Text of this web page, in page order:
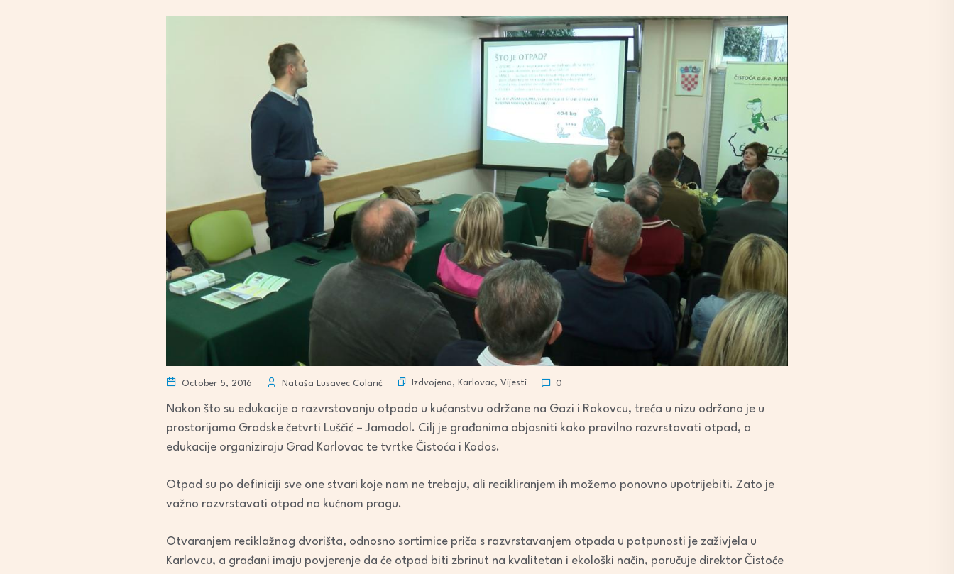
October 5, 2016 Nataša Lusavec Colarić Izdvojeno, Karlovac, Vijesti 0
Nakon što su edukacije o razvrstavanju otpada u kućanstvu održane na Gazi i Rakovcu, treća u nizu održana je u
prostorijama Gradske četvrti Luščić – Jamadol. Cilj je građanima objasniti kako pravilno razvrstavati otpad, a
edukacije organiziraju Grad Karlovac te tvrtke Čistoća i Kodos.
Otpad su po definiciji sve one stvari koje nam ne trebaju, ali recikliranjem ih možemo ponovno upotrijebiti. Zato je
važno razvrstavati otpad na kućnom pragu.
Otvaranjem reciklažnog dvorišta, odnosno sortirnice priča s razvrstavanjem otpada u potpunosti je zaživjela u
Karlovcu, a građani imaju povjerenje da će otpad biti zbrinut na kvalitetan i ekološki način, poručuje direktor Čistoće